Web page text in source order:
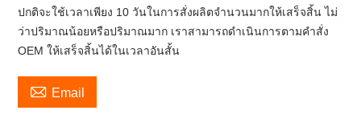
ปกติจะใช้เวลาเพียง 10 วันในการสั่งผลิตจำนวนมากให้เสร็จสิ้น ไม่
ว่าปริมาณน้อยหรือปริมาณมาก เราสามารถดำเนินการตามคำสั่ง
OEM ให้เสร็จสิ้นได้ในเวลาอันสั้น
 Email